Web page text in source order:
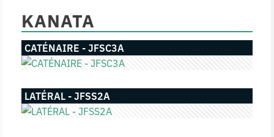
KANATA
CATÉNAIRE - JFSC3A
LATÉRAL - JFSS2A